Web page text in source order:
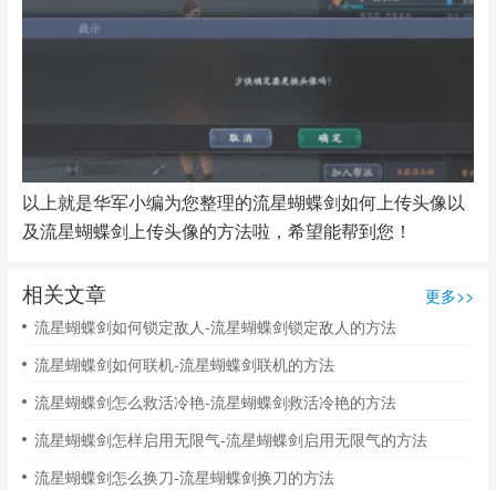
以上就是华军小编为您整理的流星蝴蝶剑如何上传头像以
及流星蝴蝶剑上传头像的方法啦，希望能帮到您！
相关文章
更多>>
流星蝴蝶剑如何锁定敌人-流星蝴蝶剑锁定敌人的方法
流星蝴蝶剑如何联机-流星蝴蝶剑联机的方法
流星蝴蝶剑怎么救活冷艳-流星蝴蝶剑救活冷艳的方法
流星蝴蝶剑怎样启用无限气-流星蝴蝶剑启用无限气的方法
流星蝴蝶剑怎么换刀-流星蝴蝶剑换刀的方法